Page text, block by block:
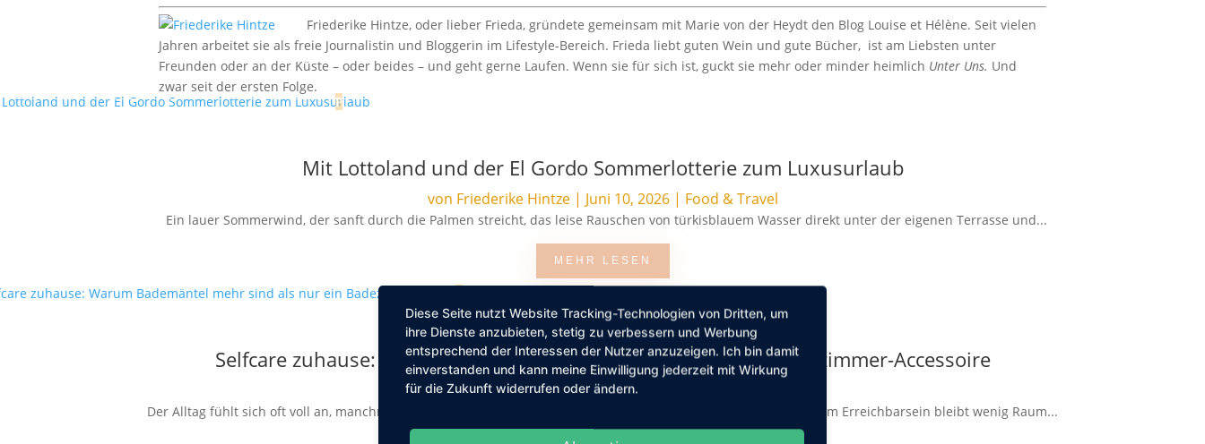
Friederike Hintze, oder lieber Frieda, gründete gemeinsam mit Marie von der Heydt den Blog Louise et Hélène. Seit vielen
Jahren arbeitet sie als freie Journalistin und Bloggerin im Lifestyle-Bereich. Frieda liebt guten Wein und gute Bücher, ist am Liebsten unter
Freunden oder an der Küste – oder beides – und geht gerne Laufen. Wenn sie für sich ist, guckt sie mehr oder minder heimlich Unter Uns. Und
zwar seit der ersten Folge.
Mit Lottoland und der El Gordo Sommerlotterie zum Luxusurlaub
von Friederike Hintze| Juni 10, 2026| Food & Travel
Ein lauer Sommerwind, der sanft durch die Palmen streicht, das leise Rauschen von türkisblauem Wasser direkt unter der eigenen Terrasse und...
MEHR LESEN
Selfcare zuhause: Warum Bademäntel mehr sind als nur ein Badezimmer-Accessoire
vonFriederike Hintze|Mai 8, 2026
Der Alltag fühlt sich oft voll an, manchmal auch ein wenig zu laut. Zwischen Terminen, To do Listen und ständigem Erreichbarsein bleibt wenig Raum...
Diese Seite nutzt Website Tracking-Technologien von Dritten, um
ihre Dienste anzubieten, stetig zu verbessern und Werbung
entsprechend der Interessen der Nutzer anzuzeigen. Ich bin damit
einverstanden und kann meine Einwilligung jederzeit mit Wirkung
für die Zukunft widerrufen oder ändern.